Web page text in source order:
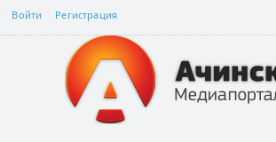
Войти Регистрация